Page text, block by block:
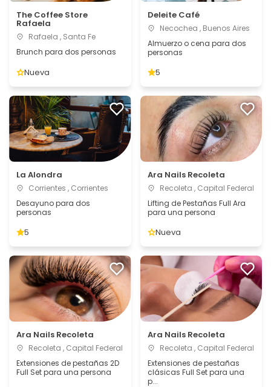
The Coffee Store
Rafaela
Rafaela , Santa Fe
Brunch para dos personas
Nueva
Deleite Café
Necochea , Buenos Aires
Almuerzo o cena para dos
personas
5
La Alondra
Corrientes , Corrientes
Desayuno para dos
personas
5
Ara Nails Recoleta
Recoleta , Capital Federal
Lifting de Pestañas Full Ara
para una persona
Nueva
Ara Nails Recoleta
Recoleta , Capital Federal
Extensiones de pestañas 2D
Full Set para una persona
Ara Nails Recoleta
Recoleta , Capital Federal
Extensiones de pestañas
clásicas Full Set para una
p...